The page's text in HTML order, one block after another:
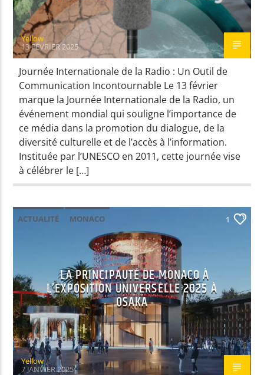
Yellow
13 FÉVRIER 2025
Journée Internationale de la Radio : Un Outil de
Communication Incontournable Le 13 février
marque la Journée Internationale de la Radio, un
événement mondial qui souligne l’importance de
ce média dans la promotion du dialogue, de la
diversité culturelle et de l’accès à l’information.
Instituée par l’UNESCO en 2011, cette journée vise
à célébrer le […]
ACTUALITÉ MONACO 1
LA PRINCIPAUTÉ DE MONACO À
L’EXPOSITION UNIVERSELLE 2025 À
OSAKA
Yellow
7 JANVIER 2025